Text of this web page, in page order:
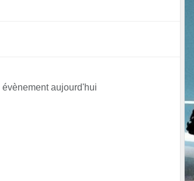
évènement aujourd'hui